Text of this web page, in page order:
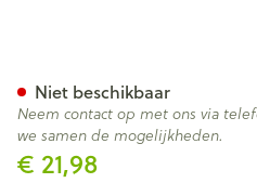
€ 21,98
Niet beschikbaar
Neem contact op met ons via
we samen de mogelijkheden.